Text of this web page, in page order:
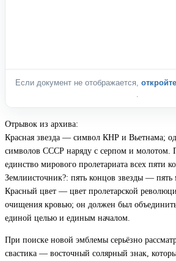
Если документ не отображается,
Отрывок из архива:
Красная звезда — символ КНР и Вьетнама;
символов СССР наряду с серпом и молотом.
единство мирового пролетариата всех пяти
Землиисточник?: пять концов звезды — пять
Красный цвет — цвет пролетарской
очищения кровью; он должен был объединить
единой целью и единым началом.
При поиске новой эмблемы серьёзно
свастика — восточный солярный знак,